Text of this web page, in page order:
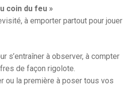
coin du feu »
à emporter partout pour jouer
s’entraîner à observer, à compter
de façon rigolote.
ou la première à poser tous vos